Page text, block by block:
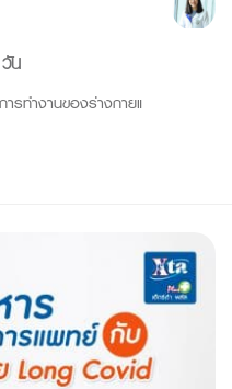
น
รทำงานของร่างกายแ